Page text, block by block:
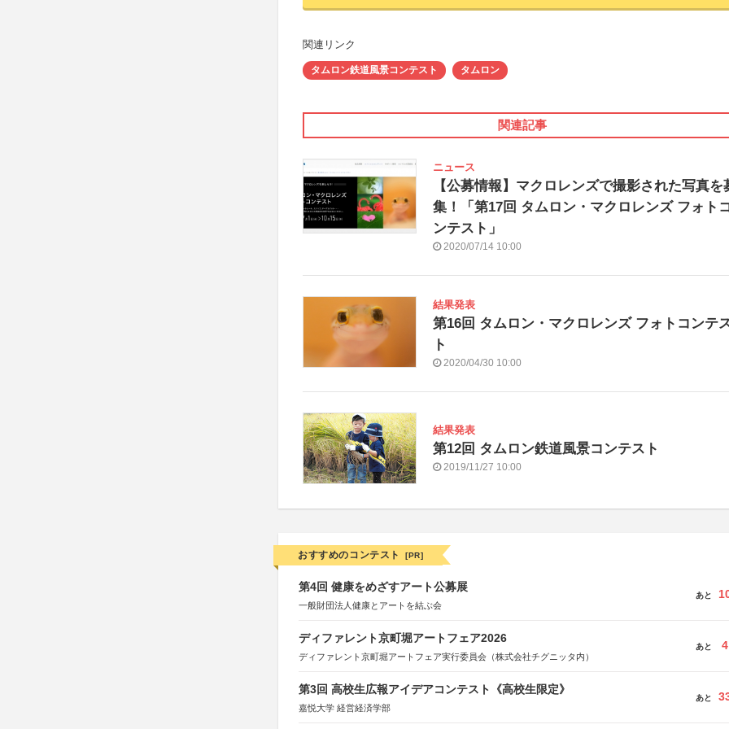
関連リンク
タムロン鉄道風景コンテスト タムロン
関連記事
ニュース
【公募情報】マクロレンズで撮影された写真を
集！「第17回 タムロン・マクロレンズ フォト
ンテスト」
2020/07/14 10:00
結果発表
第16回 タムロン・マクロレンズ フォトコンテ
ト
2020/04/30 10:00
結果発表
第12回 タムロン鉄道風景コンテスト
2019/11/27 10:00
おすすめのコンテスト [PR]
第4回 健康をめざすアート公募展
一般財団法人健康とアートを結ぶ会
あと
ディファレント京町堀アートフェア2026
ディファレント京町堀アートフェア実行委員会（株式会社チグニッタ内）
あと 4
第3回 高校生広報アイデアコンテスト《高校生限定》
嘉悦大学 経営経済学部
あと